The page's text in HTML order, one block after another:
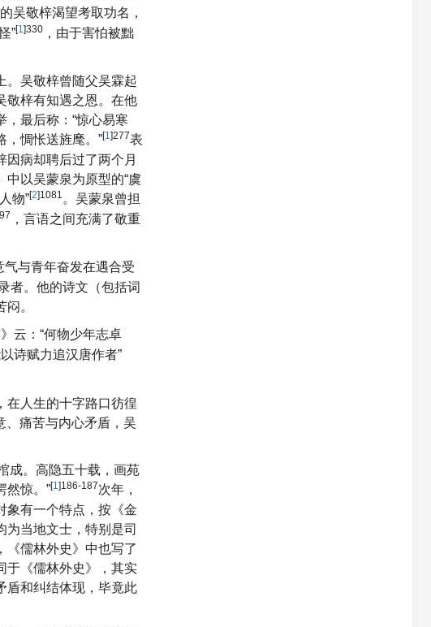
吴敬梓渴望考取功名，
”[1]330 ，由于害怕被黜
。吴敬梓曾随父吴霖起
敬梓有知遇之恩。在他
最后称：“惊心易寒
，惆怅送旌麾。”[1]277表
病却聘后过了两个月
以吴蒙泉为原型的“虞
物”[2]1081 。吴蒙泉曾担
，言语之间充满了敬重
气与青年奋发在遇合受
者。他的诗文（包括词
。
云：“何物少年志卓
诗赋力追汉唐作者”
在人生的十字路口彷徨
、痛苦与内心矛盾，吴
成。高隐五十载，画苑
然惊。”[1]186-187次年，
象有一个特点，按《金
当地文士，特别是司
《儒林外史》中也写了
于《儒林外史》，其实
盾和纠结体现，毕竟此